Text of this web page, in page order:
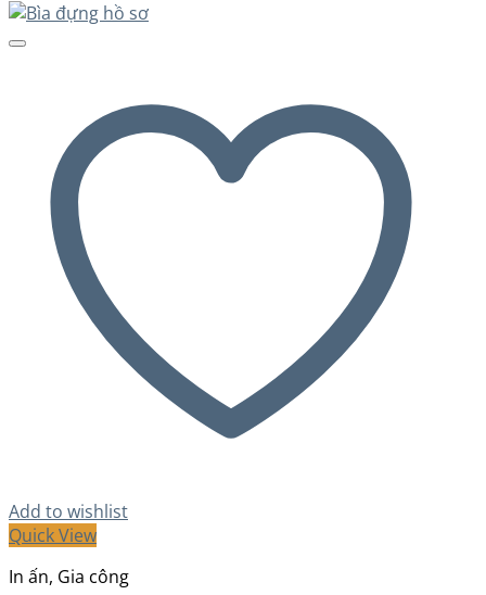
Add to wishlist
Quick View
In ấn, Gia công